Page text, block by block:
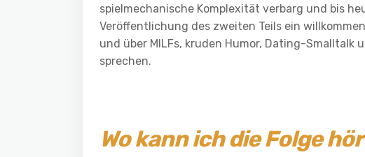
spielmechanische Komplexität verbarg und bis
Veröffentlichung des zweiten Teils ein
und über MILFs, kruden Humor, Dating-
sprechen.
Wo kann ich die Folge